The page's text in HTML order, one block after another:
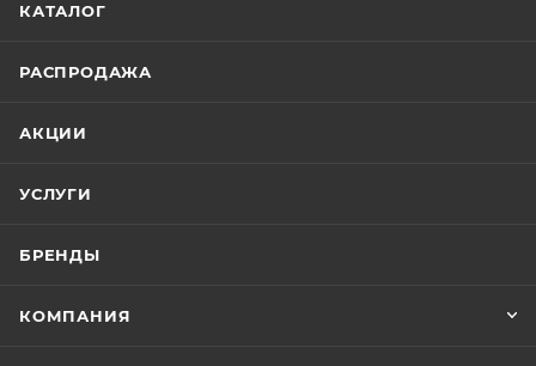
КАТАЛОГ
РАСПРОДАЖА
АКЦИИ
УСЛУГИ
БРЕНДЫ
КОМПАНИЯ